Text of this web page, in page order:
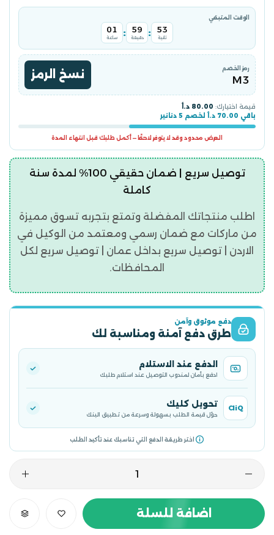
الوقت المتبقي
01
ساعة : 59
دقيقة : 53
ثانية
رمز الخصم
M3 نسخ الرمز
قيمة اختيارك: 80.00 د.أ
باقي 70.00 د.أ لخصم 5 دنانير
العرض محدود وقد لا يتوفر لاحقًا — أكمل طلبك قبل انتهاء المدة
توصيل سريع | ضمان حقيقي 100% لمدة سنة
كاملة
اطلب منتجاتك المفضلة وتمتع بتجربه تسوق مميزة
من ماركات مع ضمان رسمي ومعتمد من الوكيل في
الاردن | توصيل سريع بداخل عمان | توصيل سريع لكل
المحافظات.
دفع موثوق وآمن
طرق دفع آمنة ومناسبة لك
الدفع عند الاستلام
ادفع بأمان لمندوب التوصيل عند استلام طلبك
CliQ تحويل كليك
حوّل قيمة الطلب بسهولة وسرعة من تطبيق البنك
اختر طريقة الدفع التي تناسبك عند تأكيد الطلب
اضافة للسلة